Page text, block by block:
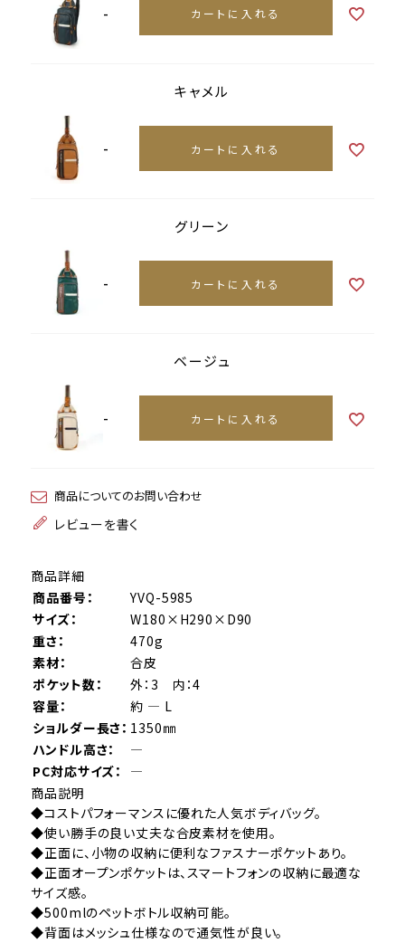
- カートに入れる
キャメル
- カートに入れる
グリーン
- カートに入れる
ベージュ
- カートに入れる
商品についてのお問い合わせ
レビューを書く
商品詳細
商品番号：
YVQ-5985
サイズ：
W180×H290×D90
重さ：
470g
素材：
合皮
ポケット数：
外：3 内：4
容量：
約 ― L
ショルダー長さ： 1350㎜
ハンドル高さ：
―
PC対応サイズ：
―
商品説明
◆コストパフォーマンスに優れた人気ボディバッグ。
◆使い勝手の良い丈夫な合皮素材を使用。
◆正面に、小物の収納に便利なファスナーポケットあり。
◆正面オープンポケットは、スマートフォンの収納に最適な
サイズ感。
◆500mlのペットボトル収納可能。
◆背面はメッシュ仕様なので通気性が良い。